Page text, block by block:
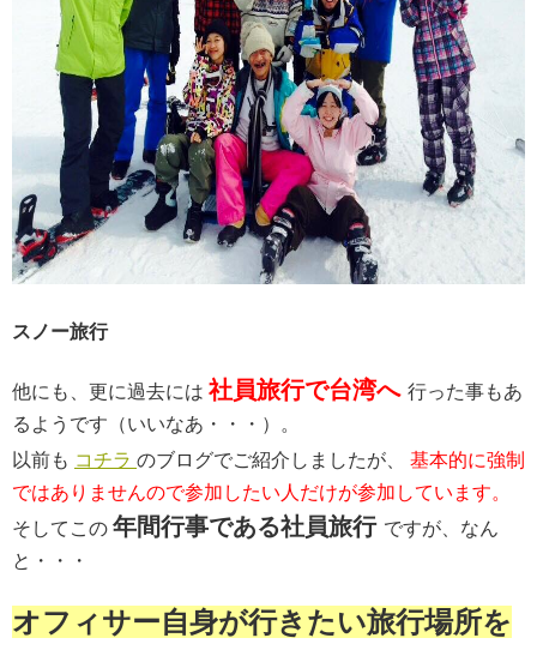
スノー旅行
他にも、更に過去には 社員旅行で台湾へ 行った事もあ
るようです（いいなあ・・・）。
以前も コチラ のブログでご紹介しましたが、 基本的に強制
ではありませんので参加したい人だけが参加しています。
そしてこの 年間行事である社員旅行 ですが、なん
と・・・
オフィサー自身が行きたい旅行場所を